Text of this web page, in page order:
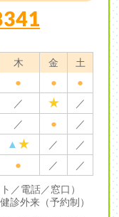
木 金
土
● ● ●
／ ★
／
／ ●
／
▲ ★ ／
／
● ／ ／
／電話／窓口）
診外来（予約制）